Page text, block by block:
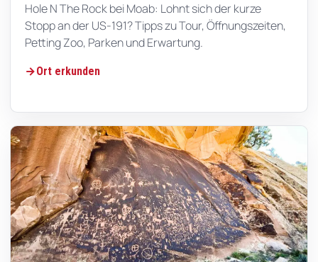
Hole N The Rock bei Moab: Lohnt sich der kurze
Stopp an der US-191? Tipps zu Tour, Öffnungszeiten,
Petting Zoo, Parken und Erwartung.
Ort erkunden